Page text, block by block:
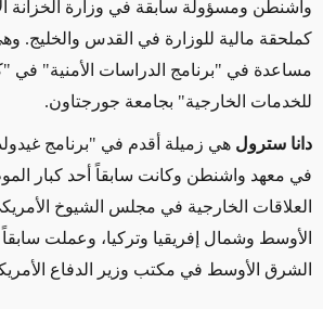
واشنطن ومسؤولة سابقة في وزارة الخزانة
كملحقة مالية للوزارة في القدس والخليج.
مساعدة في "برنامج الدراسات الأمنية" في
للخدمات الخارجية" بجامعة جورجتاون.
دانا سترول هي زميلة أقدم في "برنامج
في معهد واشنطن وكانت سابقاً أحد كبار
العلاقات الخارجية في مجلس الشيوخ
الأوسط وشمال إفريقيا وتركيا، وعملت
الشرق الأوسط في مكتب وزير الدفاع